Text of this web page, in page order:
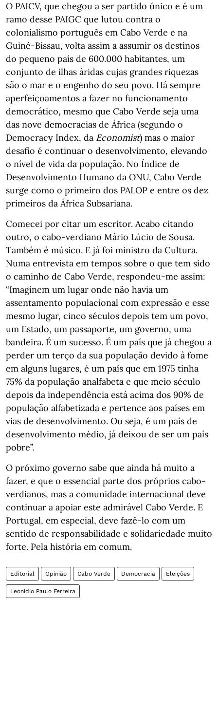
O PAICV, que chegou a ser partido único e é um
ramo desse PAIGC que lutou contra o
colonialismo português em Cabo Verde e na
Guiné-Bissau, volta assim a assumir os destinos
do pequeno país de 600.000 habitantes, um
conjunto de ilhas áridas cujas grandes riquezas
são o mar e o engenho do seu povo. Há sempre
aperfeiçoamentos a fazer no funcionamento
democrático, mesmo que Cabo Verde seja uma
das nove democracias de África (segundo o
Democracy Index, da Economist) mas o maior
desafio é continuar o desenvolvimento, elevando
o nível de vida da população. No Índice de
Desenvolvimento Humano da ONU, Cabo Verde
surge como o primeiro dos PALOP e entre os dez
primeiros da África Subsariana.
Comecei por citar um escritor. Acabo citando
outro, o cabo-verdiano Mário Lúcio de Sousa.
Também é músico. E já foi ministro da Cultura.
Numa entrevista em tempos sobre o que tem sido
o caminho de Cabo Verde, respondeu-me assim:
“Imaginem um lugar onde não havia um
assentamento populacional com expressão e esse
mesmo lugar, cinco séculos depois tem um povo,
um Estado, um passaporte, um governo, uma
bandeira. É um sucesso. É um país que já chegou a
perder um terço da sua população devido à fome
em alguns lugares, é um país que em 1975 tinha
75% da população analfabeta e que meio século
depois da independência está acima dos 90% de
população alfabetizada e pertence aos países em
vias de desenvolvimento. Ou seja, é um país de
desenvolvimento médio, já deixou de ser um país
pobre”.
O próximo governo sabe que ainda há muito a
fazer, e que o essencial parte dos próprios cabo-
verdianos, mas a comunidade internacional deve
continuar a apoiar este admirável Cabo Verde. E
Portugal, em especial, deve fazê-lo com um
sentido de responsabilidade e solidariedade muito
forte. Pela história em comum.
Editorial Opinião Cabo Verde Democracia Eleições
Leonídio Paulo Ferreira